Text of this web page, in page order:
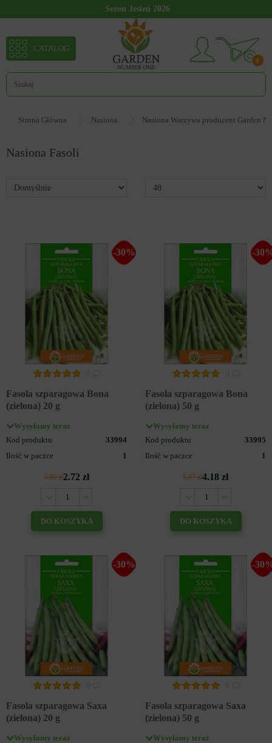
Sezon Jesień 2026
0
CATALOG
Strona Główna Nasiona Nasiona Warzywa producent Garden
Nasiona Fasoli
-30%
Fasola szparagowa Bona
(zielona) 20 g
Wysyłamy teraz
Kod produktu
33994
Ilość w paczce
1
3.89 zł2.72 zł
DO KOSZYKA
-
Fasola szparagowa Bona
(zielona) 50 g
Wysyłamy teraz
Kod produktu
33995
Ilość w paczce
1
5.97 zł4.18 zł
DO KOSZYKA
-30%
Fasola szparagowa Saxa
(zielona) 20 g
Wysyłamy teraz
-
Fasola szparagowa Saxa
(zielona) 50 g
Wysyłamy teraz